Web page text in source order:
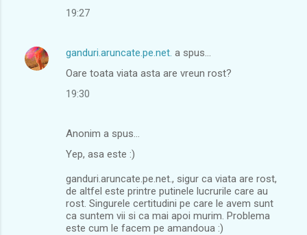
n
19:27
ganduri.aruncate.pe.net. a spus…
Oare toata viata asta are vreun rost?
19:30
Anonim a spus…
Yep, asa este :)
ganduri.aruncate.pe.net., sigur ca viata are rost,
de altfel este printre putinele lucrurile care au
rost. Singurele certitudini pe care le avem sunt
ca suntem vii si ca mai apoi murim. Problema
este cum le facem pe amandoua :)